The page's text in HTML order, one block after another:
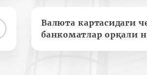
Валюта картасидаги
банкоматлар орқали